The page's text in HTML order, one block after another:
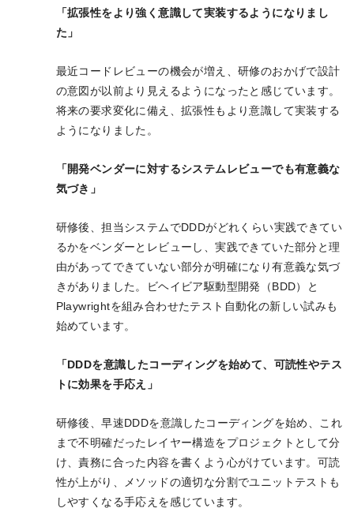
「拡張性をより強く意識して実装するようになりまし
た」
最近コードレビューの機会が増え、研修のおかげで設計
の意図が以前より見えるようになったと感じています。
将来の要求変化に備え、拡張性もより意識して実装する
ようになりました。
「開発ベンダーに対するシステムレビューでも有意義な
気づき」
研修後、担当システムでDDDがどれくらい実践できてい
るかをベンダーとレビューし、実践できていた部分と理
由があってできていない部分が明確になり有意義な気づ
きがありました。ビヘイビア駆動型開発（BDD）と
Playwrightを組み合わせたテスト自動化の新しい試みも
始めています。
「DDDを意識したコーディングを始めて、可読性やテス
トに効果を手応え」
研修後、早速DDDを意識したコーディングを始め、これ
まで不明確だったレイヤー構造をプロジェクトとして分
け、責務に合った内容を書くよう心がけています。可読
性が上がり、メソッドの適切な分割でユニットテストも
しやすくなる手応えを感じています。